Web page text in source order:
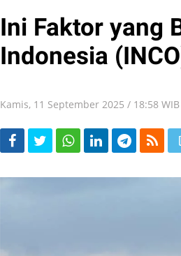
Ini Faktor yang
Indonesia
Kamis, 11 September 2025 / 18:58 WIB